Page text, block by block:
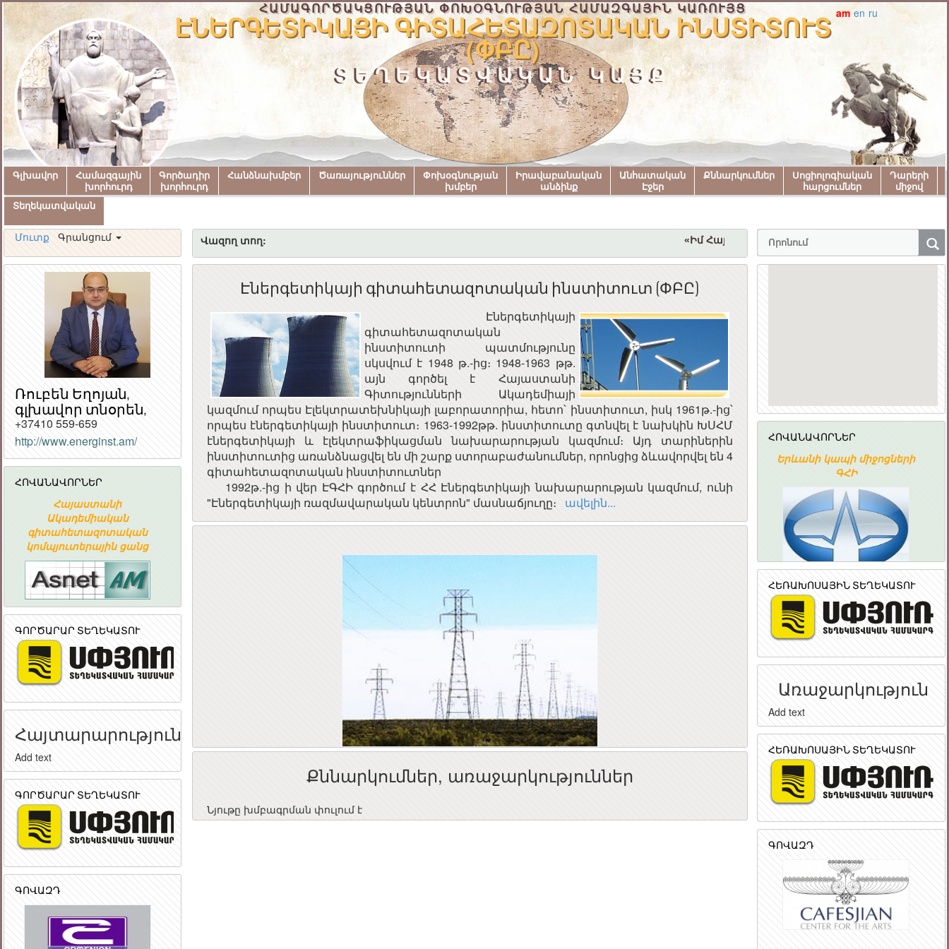
ՀԱՄԱԳՈՐԾԱԿՑՈՒԹՅԱՆ ՓՈԽՕԳՆՈՒԹՅԱՆ ՀԱՄԱԶԳԱՅԻՆ ԿԱՌՈՒՅՑ
ԷՆԵՐԳԵՏԻԿԱՅԻ ԳԻՏԱՀԵՏԱԶՈՏԱԿԱՆ ԻՆՍՏԻՏՈՒՏ
(ՓԲԸ)
ՏԵՂԵԿԱՏՎԱԿԱՆ ԿԱՅՔ
am en ru
Գլխավոր
Համազգային
խորհուրդ
Գործադիր
խորհուրդ
Հանձնախմբեր Ծառայություններ
Փոխօգնության
խմբեր
Իրավաբանական
անձինք
Անհատական
Էջեր
Քննարկումներ
Սոցիոլոգիական
հարցումներ
Դարերի
միջով
Տեղեկատվական
Մուտք Գրանցում Վազող տող: «Իմ Հայաստան» համահայկական փառատոնին
Ռուբեն Եղոյան,
գլխավոր տնօրեն,
+37410 559-659
http://www.energinst.am/
ՀՈՎԱՆԱՎՈՐՆԵՐ
Հայաստանի
Ակադեմիական
գիտահետազոտական
կոմպյուտերային ցանց
«ԱՐՄԻՆԿՈ» ՀԱՅԿԱԿԱՆ
ՏԵՂԵԿԱՏՎԱԿԱՆ
ՀԱՅԱՍՏԱՆԻ
ՀԱՆՐԱՊԵՏՈՒԹՅԱՆ
Հայաստանի
Ակադեմիական
ԳՈՐԾԱՐԱՐ ՏԵՂԵԿԱՏՈՒ
Հայտարարություն
Add text
ԳՈՐԾԱՐԱՐ ՏԵՂԵԿԱՏՈՒ
ԳՈՎԱԶԴ
Էներգետիկայի գիտահետազոտական ինստիտուտ (ՓԲԸ)
Էներգետիկայի
գիտահետազոտական
ինստիտուտի պատմությունը
սկսվում է 1948 թ.-ից։ 1948-1963 թթ.
այն գործել է Հայաստանի
Գիտությունների Ակադեմիայի
կազմում որպես Էլեկտրատեխնիկայի լաբորատորիա, հետո՝ ինստիտուտ, իսկ 1961թ.-ից՝
որպես էներգետիկայի ինստիտուտ։ 1963-1992թթ. ինստիտուտը գտնվել է նախկին ԽՍՀՄ
էներգետիկայի և էլեկտրաֆիկացման նախարարության կազմում։ Այդ տարիներին
ինստիտուտից առանձնացվել են մի շարք ստորաբաժանումներ, որոնցից ձևավորվել են 4
գիտահետազոտական ինստիտուտներ
1992թ.-ից ի վեր ԷԳՀԻ գործում է ՀՀ Էներգետիկայի նախարարության կազմում, ունի
"Էներգետիկայի ռազմավարական կենտրոն" մասնաճյուղը։ ավելին...
Քննարկումներ, առաջարկություններ
Նյութը խմբագրման փուլում է
ՀՈՎԱՆԱՎՈՐՆԵՐ
ՀԱՅԱՍՏԱՆԻ
ՀԱՆՐԱՊԵՏՈՒԹՅԱՆ
ՀԱՆՐԱՅԻՆ ԽՈՐՀՈՒՐԴ
Երևանի կապի միջոցների
ՀԱՅԱՍՏԱՆԻ
ՀԱՆՐԱՅԻՆ ԽՈՐՀՈՒՐԴ
Երևանի կապի միջոցների
ԳՀԻ
ՀԵՌԱԽՈՍԱՅԻՆ ՏԵՂԵԿԱՏՈՒ
Առաջարկություն
Add text
ՀԵՌԱԽՈՍԱՅԻՆ ՏԵՂԵԿԱՏՈՒ
ԳՈՎԱԶԴ